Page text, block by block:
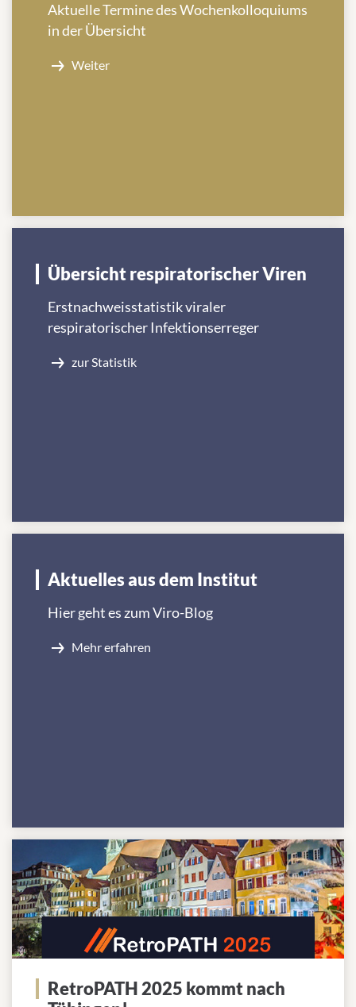
Aktuelle Termine des Wochenkolloquiums
in der Übersicht
Weiter
Übersicht respiratorischer Viren
Erstnachweisstatistik viraler
respiratorischer Infektionserreger
zur Statistik
Aktuelles aus dem Institut
Hier geht es zum Viro-Blog
Mehr erfahren
RetroPATH 2025 kommt nach